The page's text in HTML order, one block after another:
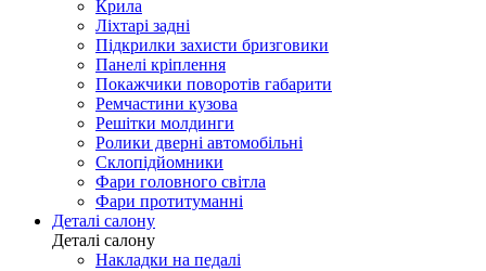
Крила
Ліхтарі задні
Підкрилки захисти бризговики
Панелі кріплення
Покажчики поворотів габарити
Ремчастини кузова
Решітки молдинги
Ролики дверні автомобільні
Склопідйомники
Фари головного світла
Фари протитуманні
Деталі салону
Деталі салону
Накладки на педалі